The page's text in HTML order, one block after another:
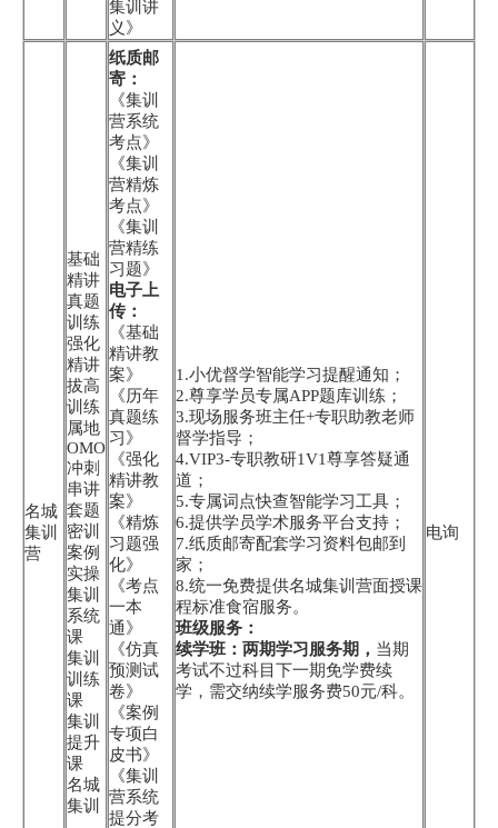
集训讲
义》
名城
集训
营
基础
精讲
真题
训练
强化
精讲
拔高
训练
属地
OMO
冲刺
串讲
套题
密训
案例
实操
集训
系统
课
集训
训练
课
集训
提升
课
名城
集训
纸质邮
寄：
《集训
营系统
考点》
《集训
营精炼
考点》
《集训
营精练
习题》
电子上
传：
《基础
精讲教
案》
《历年
真题练
习》
《强化
精讲教
案》
《精炼
习题强
化》
《考点
一本
通》
《仿真
预测试
卷》
《案例
专项白
皮书》
《集训
营系统
提分考
1.小优督学智能学习提醒通知；
2.尊享学员专属APP题库训练；
3.现场服务班主任+专职助教老师
督学指导；
4.VIP3-专职教研1V1尊享答疑通
道；
5.专属词点快查智能学习工具；
6.提供学员学术服务平台支持；
7.纸质邮寄配套学习资料包邮到
家；
8.统一免费提供名城集训营面授课
程标准食宿服务。
班级服务：
续学班：两期学习服务期， 当期
考试不过科目下一期免学费续
学，需交纳续学服务费50元/科。
电询